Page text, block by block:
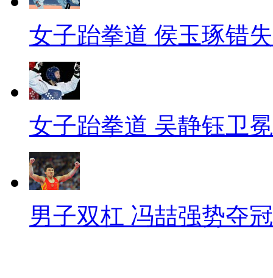
女子跆拳道 侯玉琢错
女子跆拳道 吴静钰卫冕
男子双杠 冯喆强势夺冠